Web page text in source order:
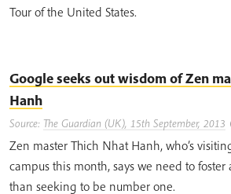
Tour of the United States.
Google seeks out wisdom of Zen
Hanh
Source: The Guardian (UK), 15th September, 2013
Zen master Thich Nhat Hanh, who’s
campus this month, says we need to foster
than seeking to be number one.